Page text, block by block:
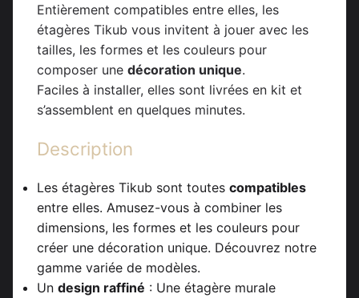
Entièrement compatibles entre elles, les
étagères Tikub vous invitent à jouer avec les
tailles, les formes et les couleurs pour
composer une décoration unique.
Faciles à installer, elles sont livrées en kit et
s’assemblent en quelques minutes.
Description
Les étagères Tikub sont toutes compatibles
entre elles. Amusez-vous à combiner les
dimensions, les formes et les couleurs pour
créer une décoration unique. Découvrez notre
gamme variée de modèles.
Un design raffiné : Une étagère murale